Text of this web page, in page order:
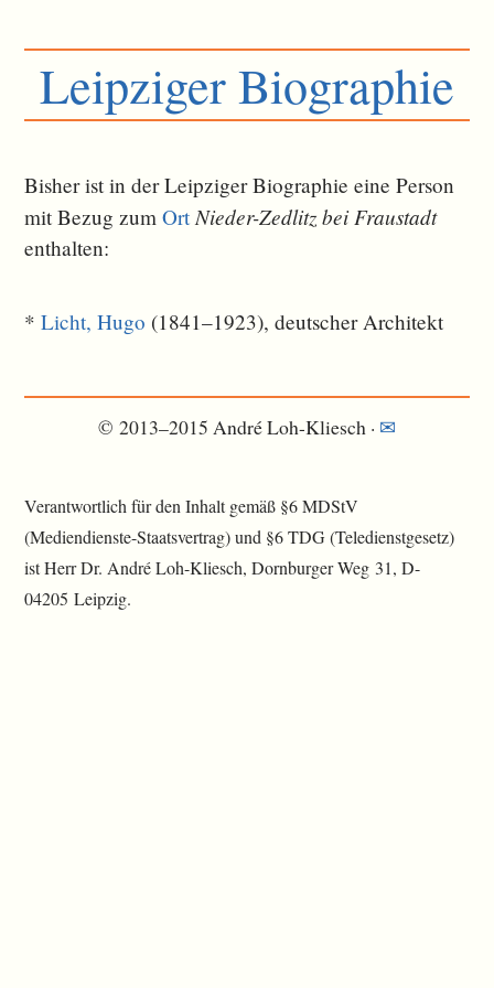
Leipziger Biographie
Bisher ist in der Leipziger Biographie eine Person
mit Bezug zumOrt Nieder-Zedlitz bei Fraustadt
ent­halten:
*Licht, Hugo (1841–1923), deutscher Architekt
© 2013–2015 André Loh-Kliesch · ✉
Verantwortlich für den Inhalt gemäß §6 MDStV
(Mediendienste-Staatsvertrag) und §6 TDG (Teledienstgesetz)
ist Herr Dr. André Loh-Kliesch, Dornburger Weg 31, D-
04205 Leipzig.